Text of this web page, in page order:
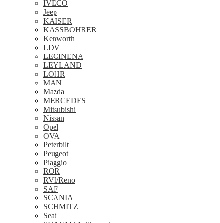
IVECO
Jeep
KAISER
KASSBOHRER
Kenworth
LDV
LECINENA
LEYLAND
LOHR
MAN
Mazda
MERCEDES
Mitsubishi
Nissan
Opel
OVA
Peterbilt
Peugeot
Piaggio
ROR
RVI/Reno
SAF
SCANIA
SCHMITZ
Seat